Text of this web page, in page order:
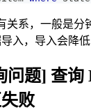
关系，一般是分
入，导入会降低
问题] 查询
败